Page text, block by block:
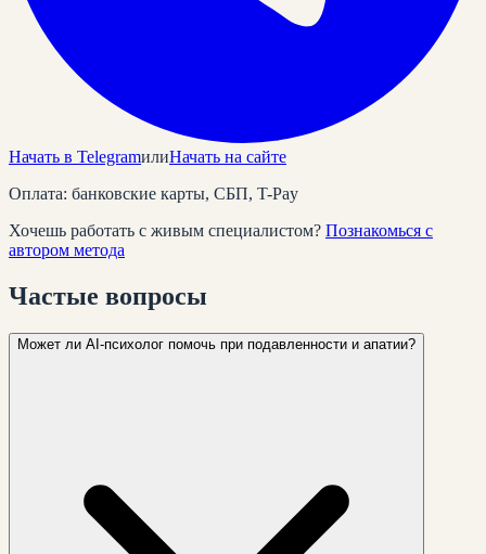
Начать в TelegramилиНачать на сайте
Оплата: банковские карты, СБП, T-Pay
Хочешь работать с живым специалистом? Познакомься с
автором метода
Частые вопросы
Может ли AI-психолог помочь при подавленности и апатии?